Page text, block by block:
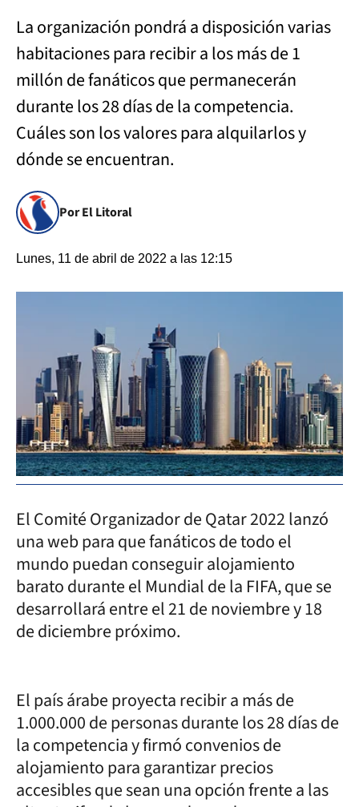
La organización pondrá a disposición varias
habitaciones para recibir a los más de 1
millón de fanáticos que permanecerán
durante los 28 días de la competencia.
Cuáles son los valores para alquilarlos y
dónde se encuentran.
Por El Litoral
Lunes, 11 de abril de 2022 a las 12:15
El Comité Organizador de Qatar 2022 lanzó
una web para que fanáticos de todo el
mundo puedan conseguir alojamiento
barato durante el Mundial de la FIFA, que se
desarrollará entre el 21 de noviembre y 18
de diciembre próximo.
El país árabe proyecta recibir a más de
1.000.000 de personas durante los 28 días de
la competencia y firmó convenios de
alojamiento para garantizar precios
accesibles que sean una opción frente a las